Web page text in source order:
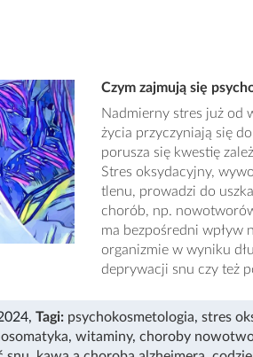
Czym zajmują się
Nadmierny stres już od
życia przyczyniają się
porusza się kwestię
Stres oksydacyjny,
tlenu, prowadzi do
chorób, np.
ma bezpośredni wpływ
organizmie w wyniku
deprywacji snu czy też
, Tagi: psychokosmetologia, stres
, witaminy, choroby